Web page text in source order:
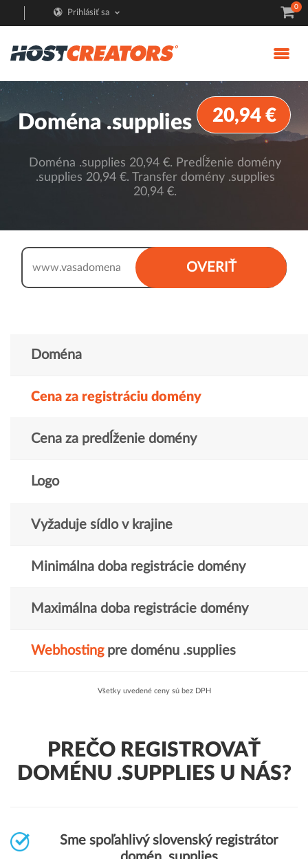
Prihlásiť sa
0
Doména .supplies 20,94 €
Doména .supplies 20,94 €. Predĺženie domény
.supplies 20,94 €. Transfer domény .supplies
20,94 €.
OVERIŤ
www.
Doména
Cena za registráciu domény
Cena za predĺženie domény
Logo
Vyžaduje sídlo v krajine
Minimálna doba registrácie domény
Maximálna doba registrácie domény
Webhostingpre doménu .supplies
Všetky uvedené ceny sú bez DPH
PREČO REGISTROVAŤ
DOMÉNU .SUPPLIES U NÁS?
Sme spoľahlivý slovenský registrátor